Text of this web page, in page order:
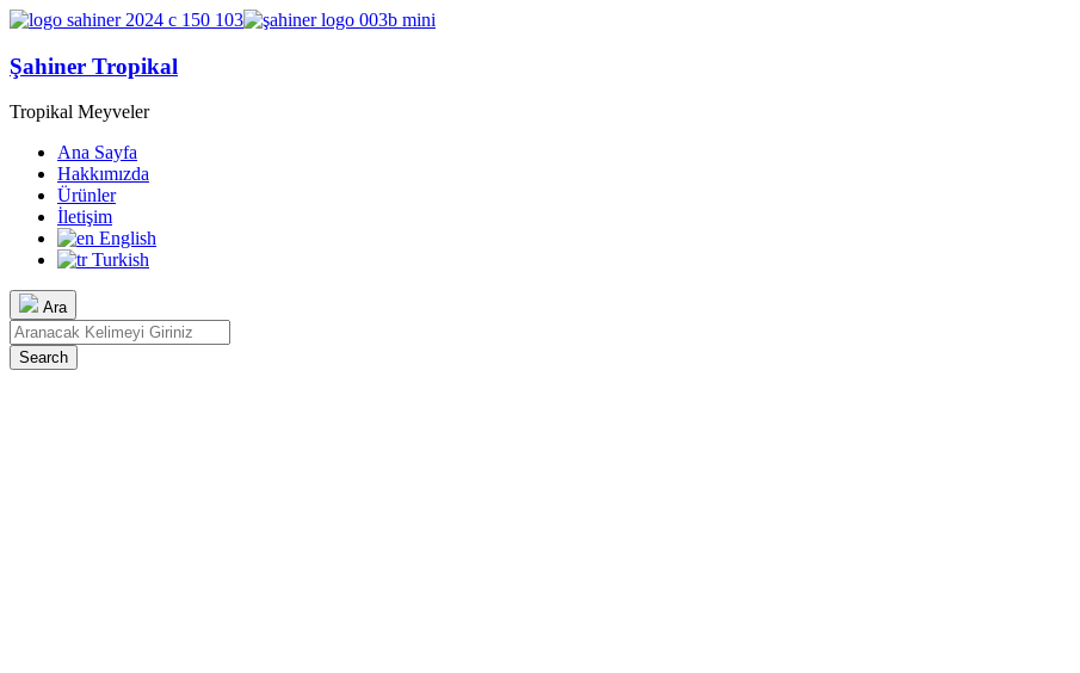
Şahiner Tropikal
Tropikal Meyveler
Ana Sayfa
Hakkımızda
Ürünler
İletişim
English
Turkish
Ara